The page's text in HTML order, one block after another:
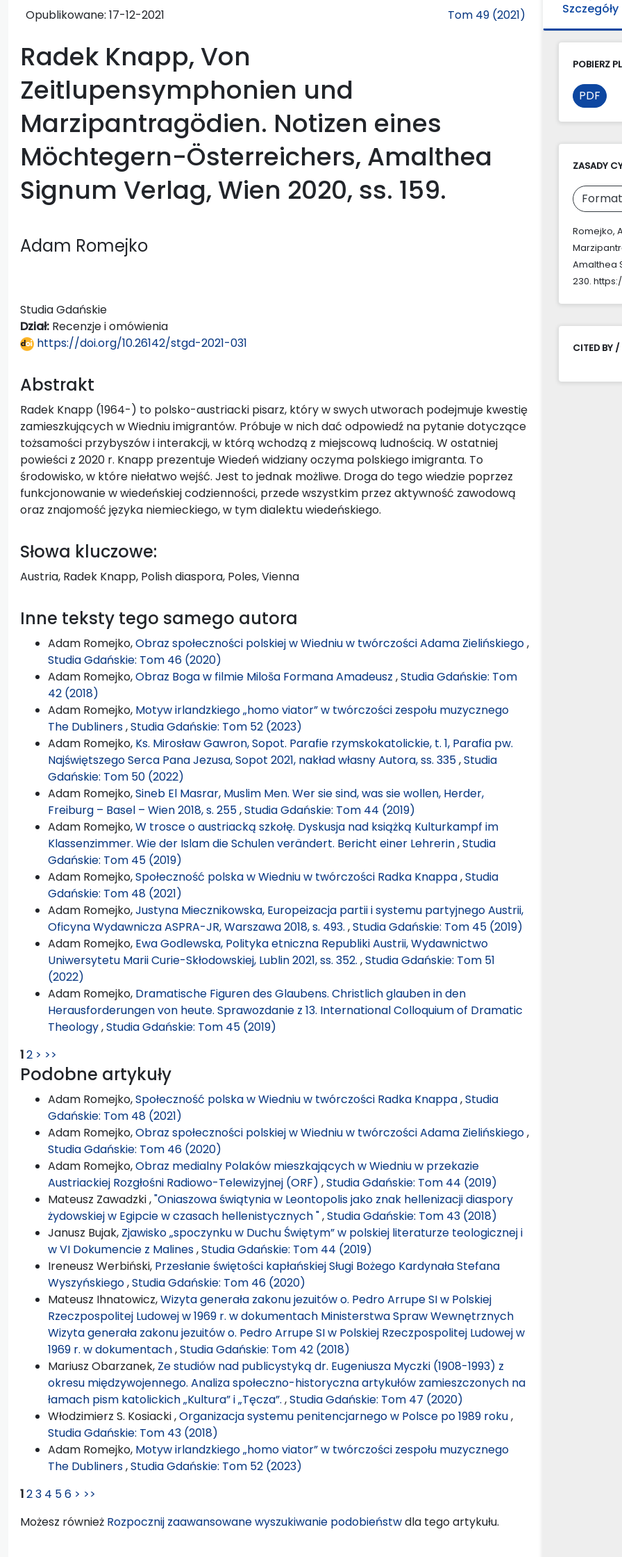
Opublikowane: 17-12-2021 Tom 49 (2021)
Radek Knapp, Von
Zeitlupensymphonien und
Marzipantragödien. Notizen eines
Möchtegern-Österreichers, Amalthea
Signum Verlag, Wien 2020, ss. 159.
Adam Romejko
Studia Gdańskie
Dział: Recenzje i omówienia
https://doi.org/10.26142/stgd-2021-031
Abstrakt
Radek Knapp (1964-) to polsko-austriacki pisarz, który w swych utworach podejmuje kwestię
zamieszkujących w Wiedniu imigrantów. Próbuje w nich dać odpowiedź na pytanie dotyczące
tożsamości przybyszów i interakcji, w którą wchodzą z miejscową ludnością. W ostatniej
powieści z 2020 r. Knapp prezentuje Wiedeń widziany oczyma polskiego imigranta. To
środowisko, w które niełatwo wejść. Jest to jednak możliwe. Droga do tego wiedzie poprzez
funkcjonowanie w wiedeńskiej codzienności, przede wszystkim przez aktywność zawodową
oraz znajomość języka niemieckiego, w tym dialektu wiedeńskiego.
Słowa kluczowe:
Austria, Radek Knapp, Polish diaspora, Poles, Vienna
Inne teksty tego samego autora
Adam Romejko,Obraz społeczności polskiej w Wiedniu w twórczości Adama Zielińskiego,
Studia Gdańskie: Tom 46 (2020)
Adam Romejko,Obraz Boga w filmie Miloša Formana Amadeusz ,Studia Gdańskie: Tom
42 (2018)
Adam Romejko, Motyw irlandzkiego „homo viator” w twórczości zespołu muzycznego
The Dubliners,Studia Gdańskie: Tom 52 (2023)
Adam Romejko, Ks. Mirosław Gawron, Sopot. Parafie rzymskokatolickie, t. 1, Parafia pw.
Najświętszego Serca Pana Jezusa, Sopot 2021, nakład własny Autora, ss. 335,Studia
Gdańskie: Tom 50 (2022)
Adam Romejko,Sineb El Masrar, Muslim Men. Wer sie sind, was sie wollen, Herder,
Freiburg – Basel – Wien 2018, s. 255,Studia Gdańskie: Tom 44 (2019)
Adam Romejko,W trosce o austriacką szkołę. Dyskusja nad książką Kulturkampf im
Klassenzimmer. Wie der Islam die Schulen verändert. Bericht einer Lehrerin,Studia
Gdańskie: Tom 45 (2019)
Adam Romejko,Społeczność polska w Wiedniu w twórczości Radka Knappa,Studia
Gdańskie: Tom 48 (2021)
Adam Romejko,Justyna Miecznikowska, Europeizacja partii i systemu partyjnego Austrii,
Oficyna Wydawnicza ASPRA-JR, Warszawa 2018, s. 493. ,Studia Gdańskie: Tom 45 (2019)
Adam Romejko, Ewa Godlewska, Polityka etniczna Republiki Austrii, Wydawnictwo
Uniwersytetu Marii Curie-Skłodowskiej, Lublin 2021, ss. 352. ,Studia Gdańskie: Tom 51
(2022)
Adam Romejko, Dramatische Figuren des Glaubens. Christlich glauben in den
Herausforderungen von heute. Sprawozdanie z 13. International Colloquium of Dramatic
Theology,Studia Gdańskie: Tom 45 (2019)
12 > >>
Podobne artykuły
Adam Romejko,Społeczność polska w Wiedniu w twórczości Radka Knappa,Studia
Gdańskie: Tom 48 (2021)
Adam Romejko,Obraz społeczności polskiej w Wiedniu w twórczości Adama Zielińskiego,
Studia Gdańskie: Tom 46 (2020)
Adam Romejko,Obraz medialny Polaków mieszkających w Wiedniu w przekazie
Austriackiej Rozgłośni Radiowo-Telewizyjnej (ORF) ,Studia Gdańskie: Tom 44 (2019)
Mateusz Zawadzki ,"Oniaszowa świątynia w Leontopolis jako znak hellenizacji diaspory
żydowskiej w Egipcie w czasach hellenistycznych ",Studia Gdańskie: Tom 43 (2018)
Janusz Bujak, Zjawisko „spoczynku w Duchu Świętym” w polskiej literaturze teologicznej i
w VI Dokumencie z Malines,Studia Gdańskie: Tom 44 (2019)
Ireneusz Werbiński, Przesłanie świętości kapłańskiej Sługi Bożego Kardynała Stefana
Wyszyńskiego,Studia Gdańskie: Tom 46 (2020)
Mateusz Ihnatowicz,Wizyta generała zakonu jezuitów o. Pedro Arrupe SI w Polskiej
Rzeczpospolitej Ludowej w 1969 r. w dokumentach Ministerstwa Spraw Wewnętrznych
Wizyta generała zakonu jezuitów o. Pedro Arrupe SI w Polskiej Rzeczpospolitej Ludowej w
1969 r. w dokumentach,Studia Gdańskie: Tom 42 (2018)
Mariusz Obarzanek, Ze studiów nad publicystyką dr. Eugeniusza Myczki (1908-1993) z
okresu międzywojennego. Analiza społeczno-historyczna artykułów zamieszczonych na
łamach pism katolickich „Kultura” i „Tęcza”. ,Studia Gdańskie: Tom 47 (2020)
Włodzimierz S. Kosiacki ,Organizacja systemu penitencjarnego w Polsce po 1989 roku,
Studia Gdańskie: Tom 43 (2018)
Adam Romejko, Motyw irlandzkiego „homo viator” w twórczości zespołu muzycznego
The Dubliners,Studia Gdańskie: Tom 52 (2023)
123 4 56 > >>
Możesz również Rozpocznij zaawansowane wyszukiwanie podobieństwdla tego artykułu.
Szczegóły
POBIERZ
PDF
ZASADY
Romejko,
Amalthea
230.
CITED BY /